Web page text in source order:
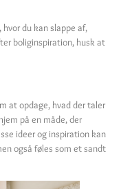
du kan slappe af,
boliginspiration, husk at
at opdage, hvad der taler
på en måde, der
ideer og inspiration kan
også føles som et sandt